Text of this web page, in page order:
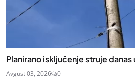
Planirano isključenje struje danas
Avgust 03, 2026 0